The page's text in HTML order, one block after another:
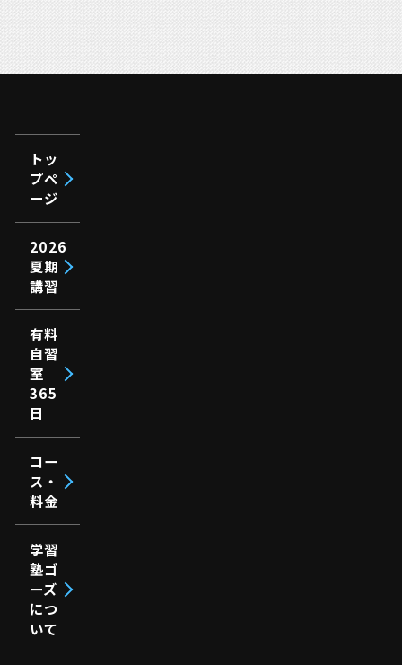
トッ
プペ
ージ
2026
夏期
講習
有料
自習
室
365
日
コー
ス・
料金
学習
塾ゴ
ーズ
につ
いて